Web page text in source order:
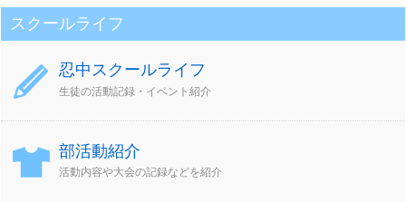
スクールライフ
忍中スクールライフ
生徒の活動記録・イベント紹介
部活動紹介
活動内容や大会の記録などを紹介